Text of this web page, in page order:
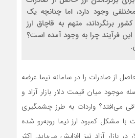
وجود دارد، اما چنانچه یک
کشور برنگرداند، متهم به قاچاق ارز
این فرآیند چرا به وجود آمده است؟
از صادرات را در سامانه نیما عرضه
موجود میان قیمت دلار بازار آزاد و
می‌افتد؟ واردات به طرز چشمگیری
با مشکل کمبود ارز نیما روبه‌رو شده